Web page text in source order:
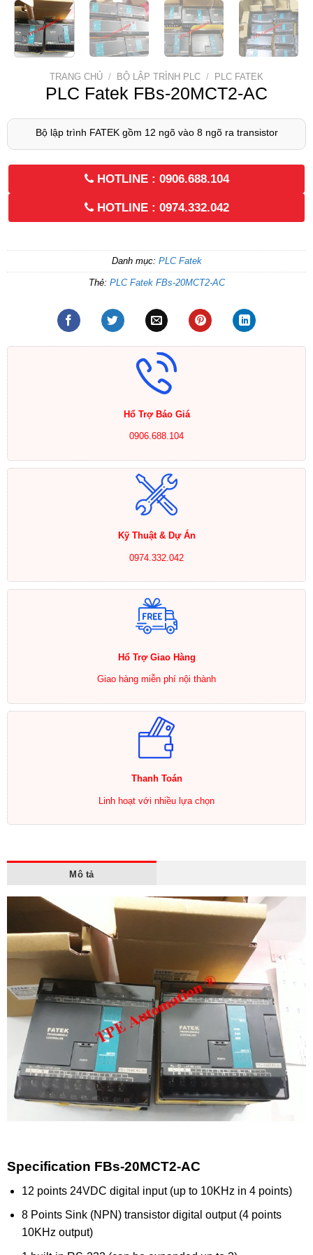
TRANG CHỦ / BỘ LẬP TRÌNH PLC / PLC FATEK
PLC Fatek FBs-20MCT2-AC
Bộ lập trình FATEK gồm 12 ngõ vào 8 ngõ ra transistor
HOTLINE : 0906.688.104
HOTLINE : 0974.332.042
Danh mục: PLC Fatek
Thẻ: PLC Fatek FBs-20MCT2-AC
Hổ Trợ Báo Giá
0906.688.104
Kỹ Thuật & Dự Án
0974.332.042
Hổ Trợ Giao Hàng
Giao hàng miễn phí nội thành
Thanh Toán
Linh hoạt với nhiều lựa chọn
Mô tả
Specification FBs-20MCT2-AC
12 points 24VDC digital input (up to 10KHz in 4 points)
8 Points Sink (NPN) transistor digital output (4 points
10KHz output)